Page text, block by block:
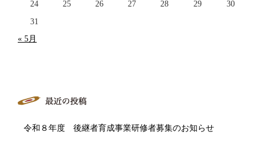
24
25 26 27 28 29
30
31
« 5月
令和８年度 後継者育成事業研修者募集のお知らせ